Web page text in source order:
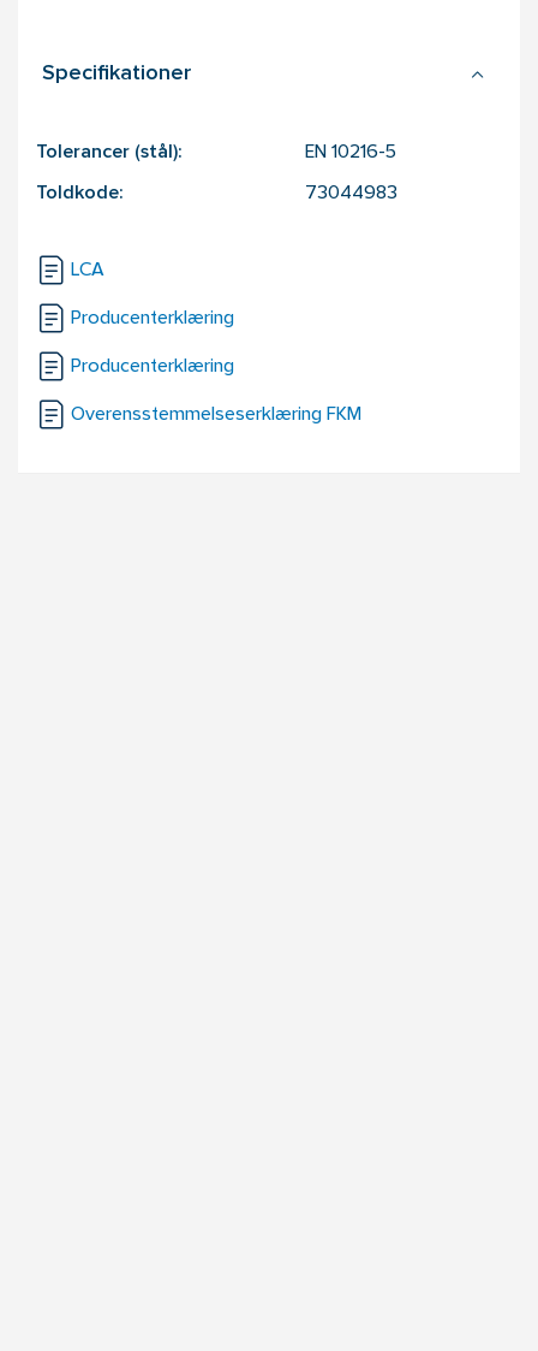
Specifikationer
Tolerancer (stål): EN 10216-5
Toldkode: 73044983
LCA
Producenterklæring
Producenterklæring
Overensstemmelseserklæring FKM